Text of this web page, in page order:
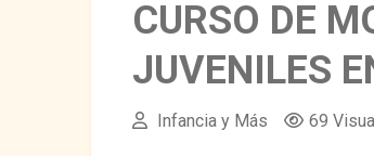
CURSO DE
JUVENILES
Infancia y Más 69